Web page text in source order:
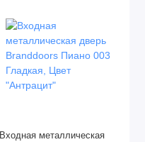
Входная металлическая